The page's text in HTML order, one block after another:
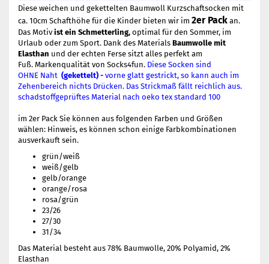
Diese weichen und gekettelten Baumwoll Kurzschaftsocken mit
ca. 10cm Schafthöhe für die Kinder bieten wir im 2er Pack an.
Das Motivist ein Schmetterling, optimal für den Sommer, im
Urlaub oder zum Sport. Dank des Materials Baumwolle mit
Elasthan und der echten Ferse sitzt alles perfekt am
Fuß. Markenqualität von Socks4fun. Diese Socken sind
OHNE Naht (gekettelt) - vorne glatt gestrickt, so kann auch im
Zehenbereich nichts Drücken. Das Strickmaß fällt reichlich aus.
schadstoffgeprüftes Material nach oeko tex standard 100
im 2er Pack Sie können aus folgenden Farben und Größen
wählen: Hinweis, es können schon einige Farbkombinationen
ausverkauft sein.
grün/weiß
weiß/gelb
gelb/orange
orange/rosa
rosa/grün
23/26
27/30
31/34
Das Material besteht aus 78% Baumwolle, 20% Polyamid, 2%
Elasthan